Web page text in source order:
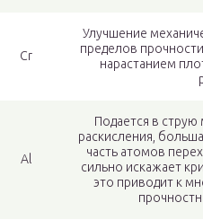
Cr
Улучшение
пределов
нарастанием
Al
Подается в струю
раскисления,
часть атомов
сильно искажает
это приводит к